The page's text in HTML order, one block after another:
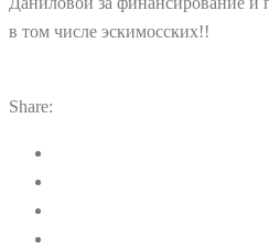
в том числе эскимосских!!
Share: